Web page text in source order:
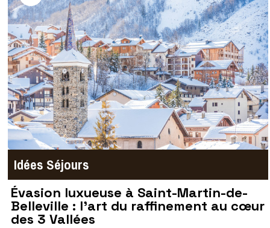
Idées Séjours
Évasion luxueuse à Saint-Martin-de-
Belleville : l'art du raffinement au cœur
des 3 Vallées